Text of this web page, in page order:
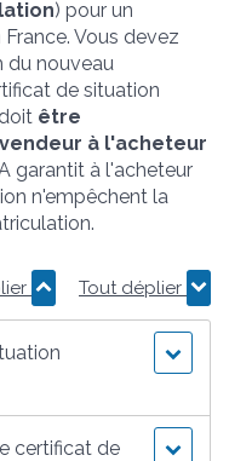
) pour un
Vous devez
du nouveau
de situation
être
à l'acheteur
garantit à l'acheteur
n'empêchent la
Tout déplier
certificat de